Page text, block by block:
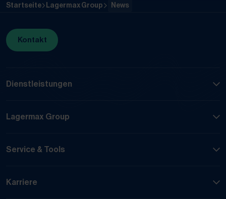
Startseite Lagermax Group News
Kontakt
Dienstleistungen
Lagermax Group
Service & Tools
Karriere